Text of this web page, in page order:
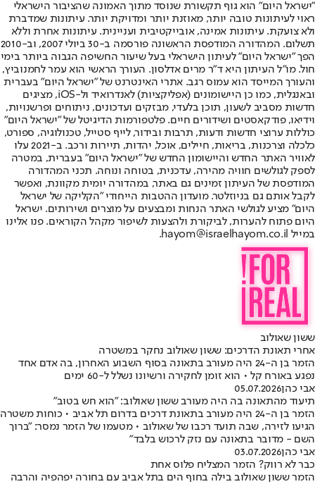
"ישראל היום" הוא גוף תקשורת שנוסד מתוך האמונה שהציבור הישראלי
ראוי לעיתונות טובה יותר, מאוזנת יותר ומדויקת יותר. עיתונות שמדברת
ולא צועקת. עיתונות אמינה, אובייקטיבית ועניינית. עיתונות אחרת וללא
תשלום. המהדורה המודפסת הראשונה פורסמה ב-30 ביולי 2007, וב-2010
הפך "ישראל היום" לעיתון הישראלי בעל שיעור החשיפה הגבוה ביותר בימי
חול. מו"ל העיתון היא ד"ר מרים אדלסון. העורך הראשי הוא עמר לחמנוביץ,
והעורך המייסד הוא עמוס רגב. אתרי האינטרנט של "ישראל היום" בעברית
ובאנגלית, כמו כן היישומונים (אפליקציות) לאנדרואיד ול-iOS, מציגים
חדשות מסביב לשעון, תוכן בלעדי, מבזקים ועדכונים, ניתוחים ופרשנויות,
וידיאו, פודקאסטים ושידורים חיים. פלטפורמות הדיגיטל של "ישראל היום"
כוללות ערוצי חדשות ודעות, תרבות ובידור, לייף סטייל, טכנולוגיה, ספורט,
כלכלה וצרכנות, בריאות, חיילים, אוכל, יהדות, תיירות ורכב. ב-2021 עלו
לאוויר האתר החדש והיישומון החדש של "ישראל היום" בעברית, במטרה
לספק לגולשים חוויה מהירה, עדכנית, בטוחה ונוחה. תכני המהדורה
המודפסת של העיתון זמינים גם באתר, במהדורה יומית מקוונת, ואפשר
לקבל אותם גם בניוזלטר. מועדון ההטבות הייחודי "הקליקה של ישראל
היום" מציע לגולשי האתר הנחות ומבצעים על מוצרים ושירותים. ישראל
היום פתוח להערות, לביקורת ולהצעות לשיפור מקהל הקוראים. פנו אלינו
במייל hayom@israelhayom.co.il.
ששון שאולוב
אחרי תאונת הדרכים: ששון שאולוב נחקר במשטרה
הזמר בן ה-24 היה מעורב בתאונה בסוף השבוע האחרון, בה אדם אחד
נפגע באורח קל • הוא זומן לחקירה ורשיונו נשלל ל-60 ימים
אבי כהן05.07.2026
תיעוד מהתאונה בה היה מעורב ששון שאולוב: "הוא חש בטוב"
הזמר בן ה-24 היה מעורב בתאונת דרכים בדרום תל אביב • כוחות משטרה
הגיעו לזירה, שבה תועד רכבו של שאולוב • מטעמו של הזמר נמסר: "ברוך
השם - מדובר בתאונה עם נזק לרכוש בלבד"
אבי כהן03.07.2026
כבר לא רווק? הזמר המצליח פלוס אחת
הזמר ששון שאולוב בילה בחוף הים בתל אביב עם בחורה יפהפיה והרבה